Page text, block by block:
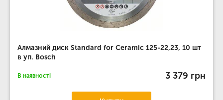
Алмазний диск Standard for Ceramic 125-22,23, 10 шт
в уп. Bosch
В наявності 3 379 грн